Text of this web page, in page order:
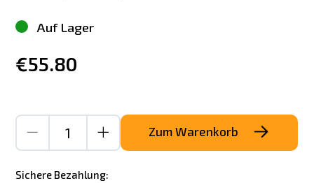
Auf Lager
€55.80
Zum Warenkorb
Sichere Bezahlung: